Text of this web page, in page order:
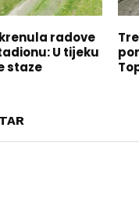
radove
U tijeku
staze